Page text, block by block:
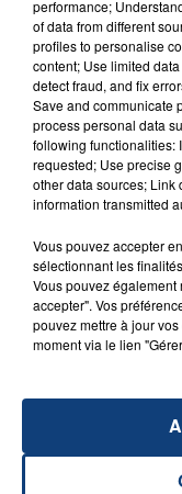
FIL D'ACTU
23 juillet 2026
INCENDIE
aspergé sa
d'un liquide
performance;
of data from different
profiles to personalise
content; Use limited
detect fraud, and fix
Save and communicate
process personal data
following functionalities:
requested; Use precise
other data sources; Link
information transmitted
Vous pouvez accepter
sélectionnant les
Vous pouvez
accepter". Vos
pouvez mettre à jour
moment via le lien